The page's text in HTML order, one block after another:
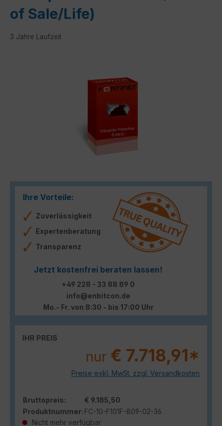
of Sale/Life)
3 Jahre Laufzeit
Ihre Vorteile:
Zuverlässigkeit
Expertenberatung
Transparenz
Jetzt kostenfrei beraten lassen!
+49 228 - 33 88 89 0
info@enbitcon.de
Mo.- Fr. von 8:30 - bis 17:00 Uhr
IHR PREIS
nur € 7.718,91*
Preise exkl. MwSt. zzgl. Versandkosten
Bruttopreis:
€ 9.185,50
Produktnummer: FC-10-F101F-809-02-36
Nicht mehr verfügbar